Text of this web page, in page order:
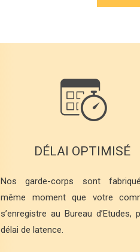
DÉLAI OPTIMISÉ
Nos garde-corps sont
même moment que votre
s’enregistre au Bureau d’Etudes,
délai de latence.